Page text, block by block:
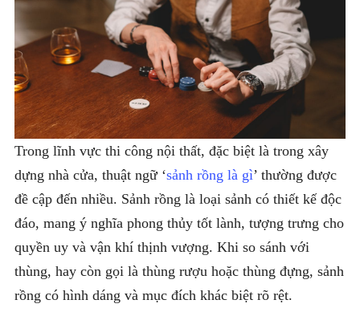
Trong lĩnh vực thi công nội thất, đặc biệt là trong xây
dựng nhà cửa, thuật ngữ ‘sảnh rồng là gì’ thường được
đề cập đến nhiều. Sảnh rồng là loại sảnh có thiết kế độc
đáo, mang ý nghĩa phong thủy tốt lành, tượng trưng cho
quyền uy và vận khí thịnh vượng. Khi so sánh với
thùng, hay còn gọi là thùng rượu hoặc thùng đựng, sảnh
rồng có hình dáng và mục đích khác biệt rõ rệt.